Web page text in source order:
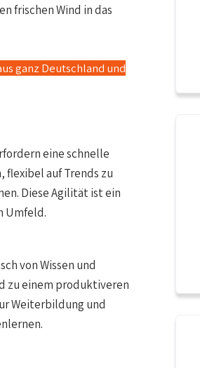
frischen Wind in das
ganz Deutschland und
eine schnelle
auf Trends zu
Diese Agilität ist ein
Umfeld.
von Wissen und
zu einem produktiveren
Weiterbildung und